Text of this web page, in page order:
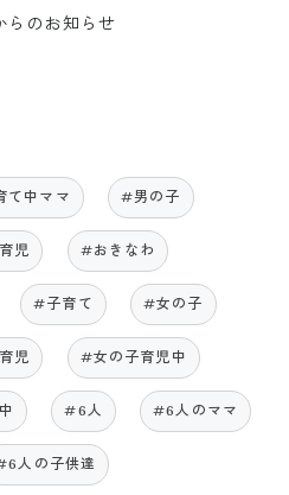
のお知らせ
て中ママ #男の子
児 #おきなわ
#子育て #女の子
児 #女の子育児中
#6人 #6人のママ
人の子供達